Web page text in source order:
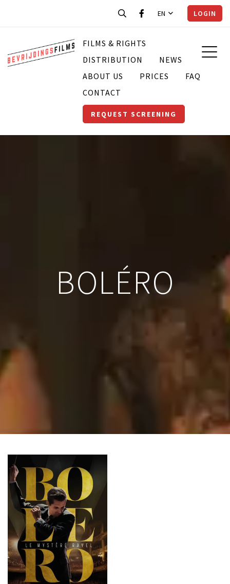
EN LOGIN
FILMS & RIGHTS
DISTRIBUTION
NEWS
ABOUT US
PRICES
FAQ
CONTACT
REQUEST SCREENING
BOLÉRO